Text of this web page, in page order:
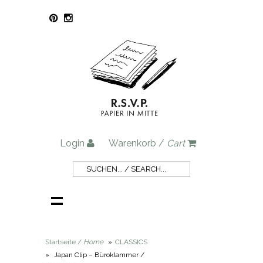
Login Warenkorb / Cart
Startseite / Home » CLASSICS
» Japan Clip – Büroklammer /